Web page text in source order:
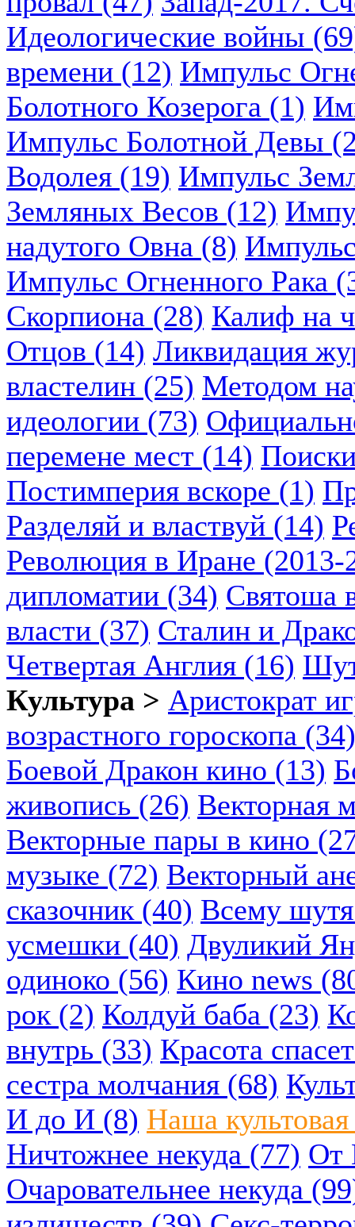
Идеологические войны
времени (12) Импульс
Болотного Козерога (1)
Импульс Болотной Девы
Водолея (19) Импульс
Земляных Весов (12)
надутого Овна (8)
Импульс Огненного Рака
Скорпиона (28) Калиф на
Отцов (14) Ликвидация
властелин (25) Методом
идеологии (73)
перемене мест (14)
Постимперия вскоре (1)
Разделяй и властвуй (14)
Революция в Иране (2013-
дипломатии (34) Святоша
власти (37) Сталин и
Четвертая Англия (16)
Культура > Аристократ
возрастного гороскопа (34)
Боевой Дракон кино (13)
живопись (26) Векторная
Векторные пары в кино
музыке (72) Векторный
сказочник (40) Всему
усмешки (40) Двуликий
одиноко (56) Кино news
рок (2) Колдуй баба (23)
внутрь (33) Красота
сестра молчания (68)
И до И (8) Наша
Ничтожнее некуда (77) От
Очаровательнее некуда